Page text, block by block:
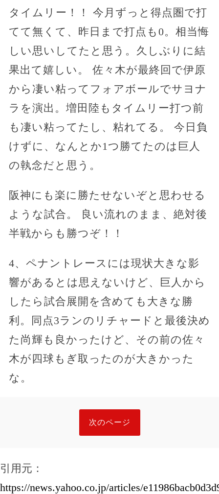
タイムリー！！ 今月ずっと得点圏で打
てて無くて、昨日まで打点も0。相当悔
しい思いしてたと思う。久しぶりに結
果出て嬉しい。 佐々木が最終回で伊原
から凄い粘ってフォアボールでサヨナ
ラを演出。増田陸もタイムリー打つ前
も凄い粘ってたし、粘れてる。 今日負
けずに、なんとか1つ勝てたのは巨人
の執念だと思う。
阪神にも楽に勝たせないぞと思わせる
ような試合。 良い流れのまま、絶対後
半戦からも勝つぞ！！
4、ペナントレースには現状大きな影
響があるとは思えないけど、巨人から
したら試合展開を含めても大きな勝
利。同点3ランのリチャードと最後決め
た尚輝も良かったけど、その前の佐々
木が四球もぎ取ったのが大きかった
な。
次のページ
引用元：
https://news.yahoo.co.jp/articles/